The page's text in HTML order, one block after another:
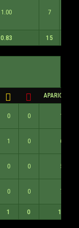
1.00 7
0.83 15
APARICIONES
0 0 1
1 0 6
0 0 5
0 0 7
1 0 19